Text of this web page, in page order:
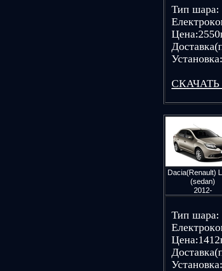
Тип шаpа:
Dacia(Renault)
(sedan)
2012-
Тип шаpа: